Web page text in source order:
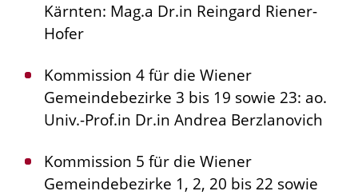
Kärnten: Mag.a Dr.in Reingard Riener-
Hofer
Kommission 4 für die Wiener
Gemeindebezirke 3 bis 19 sowie 23: ao.
Univ.-Prof.in Dr.in Andrea Berzlanovich
Kommission 5 für die Wiener
Gemeindebezirke 1, 2, 20 bis 22 sowie